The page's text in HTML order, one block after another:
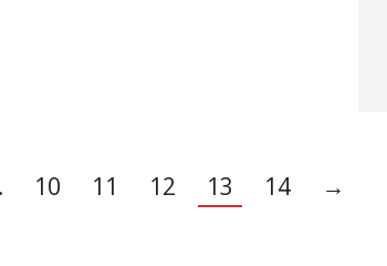
10 11 12 13 14 →